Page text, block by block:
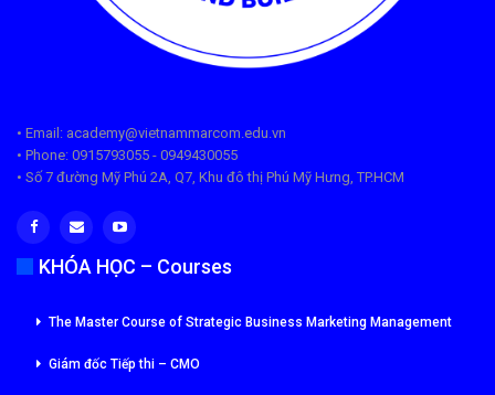
• Email: academy@vietnammarcom.edu.vn
• Phone: 0915793055 - 0949430055
• Số 7 đường Mỹ Phú 2A, Q7, Khu đô thị Phú Mỹ Hưng, TP.HCM
KHÓA HỌC – Courses
The Master Course of Strategic Business Marketing Management
Giám đốc Tiếp thi – CMO